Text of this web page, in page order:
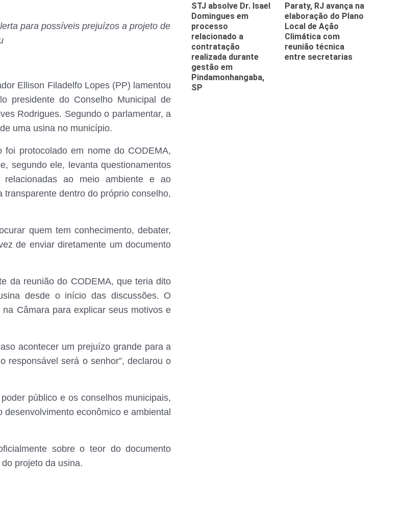
para possíveis prejuízos a projeto de
Ellison Filadelfo Lopes (PP) lamentou
presidente do Conselho Municipal de
Rodrigues. Segundo o parlamentar, a
uma usina no município.
protocolado em nome do CODEMA,
segundo ele, levanta questionamentos
ao meio ambiente e ao
dentro do próprio conselho,
quem tem conhecimento, debater,
de enviar diretamente um documento
da reunião do CODEMA, que teria dito
desde o início das discussões. O
Câmara para explicar seus motivos e
acontecer um prejuízo grande para a
responsável será o senhor”, declarou o
público e os conselhos municipais,
econômico e ambiental
sobre o teor do documento
projeto da usina.
STJ absolve Dr. Isael
Domingues em
processo
relacionado a
contratação
realizada durante
gestão em
Pindamonhangaba,
SP
Paraty, RJ avança na
elaboração do Plano
Local de Ação
Climática com
reunião técnica
entre secretarias